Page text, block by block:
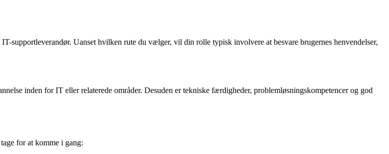
supportleverandør. Uanset hvilken rute du vælger, vil din rolle typisk involvere at besvare brugernes henvendelser,
inden for IT eller relaterede områder. Desuden er tekniske færdigheder, problemløsningskompetencer og god
for at komme i gang: